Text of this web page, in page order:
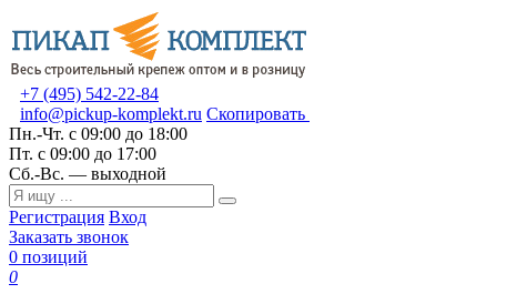
+7 (495) 542-22-84
info@pickup-komplekt.ru Скопировать
Пн.-Чт. с 09:00 до 18:00
Пт. с 09:00 до 17:00
Сб.-Вс. — выходной
Регистрация Вход
Заказать звонок
0 позиций
0